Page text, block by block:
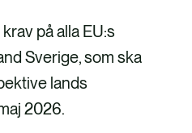
på alla EU:s
Sverige, som ska
lands
2026.